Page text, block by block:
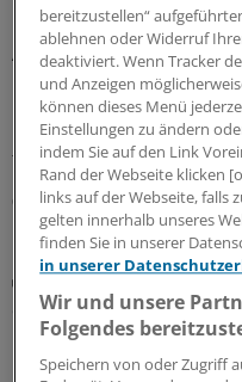
Gefäße bei Rheuma
Auch der neue Score
Disease Events“ erfasst
Rheuma nur
hinzuzunehmen, macht
treffsicherer.
04.08.2026
Weltweit 55 Millionen
Studie: Digoxin bei
Herzerkrankung
Digoxin kann die
bereitzustellen“
ablehnen oder Widerruf
deaktiviert. Wenn Tracker
und Anzeigen
können dieses Menü
Einstellungen zu ändern
indem Sie auf den Link
Rand der Webseite klicken
links auf der Webseite, falls
gelten innerhalb unseres
finden Sie in unserer
in unserer
Wir und unsere
Folgendes
Speichern von oder Zugriff